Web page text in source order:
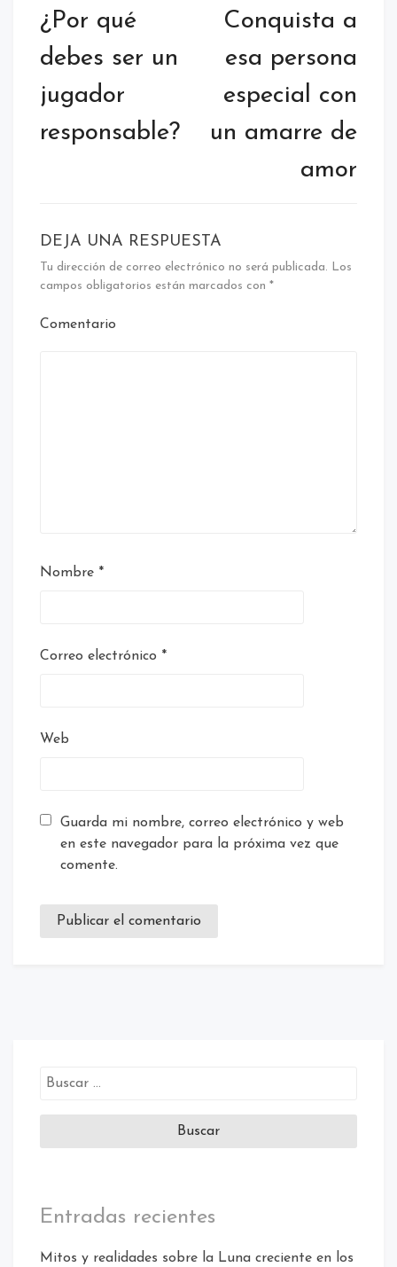
de
entradas
¿Por qué
debes ser un
jugador
responsable?
Conquista a
esa persona
especial con
un amarre de
amor
DEJA UNA RESPUESTA
Tu dirección de correo electrónico no será publicada. Los
campos obligatorios están marcados con *
Comentario
Nombre *
Correo electrónico *
Web
Guarda mi nombre, correo electrónico y web
en este navegador para la próxima vez que
comente.
Buscar:
Entradas recientes
Mitos y realidades sobre la Luna creciente en los